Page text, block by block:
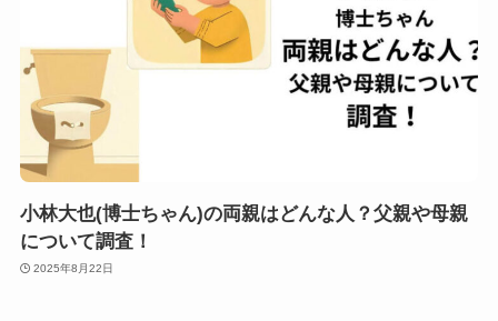
小林大也(博士ちゃん)の両親はどんな人？父親や母親
について調査！
2025年8月22日